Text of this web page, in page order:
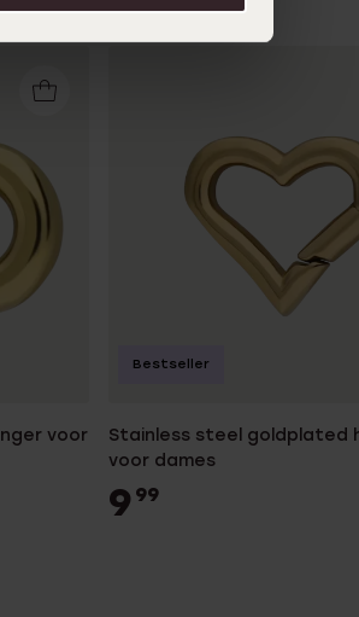
voor
Stainless steel goldplated
voor dames
9 99
Bestseller